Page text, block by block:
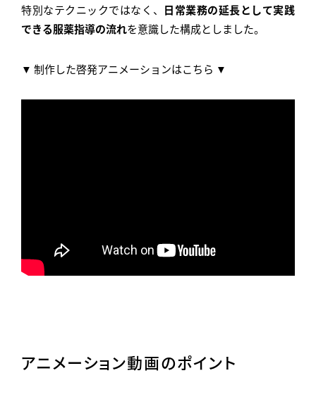
特別なテクニックではなく、 日常業務の延長として実践
できる服薬指導の流れを意識した構成としました。
▼ 制作した啓発アニメーションはこちら ▼
アニメーション動画のポイント